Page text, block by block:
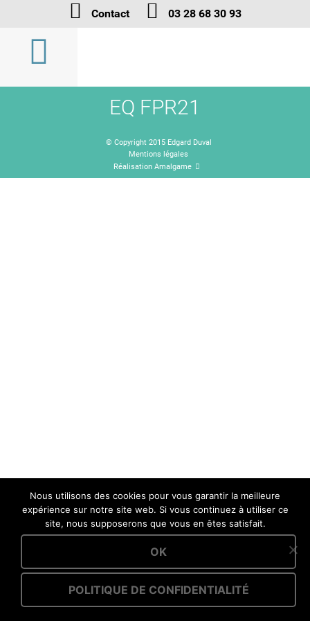
Contact 03 28 68 30 93
EQ FPR21
© Copyright 2015 Edgard Duval
Mentions légales
Réalisation Amalgame
Nous utilisons des cookies pour vous garantir la meilleure
expérience sur notre site web. Si vous continuez à utiliser ce
site, nous supposerons que vous en êtes satisfait.
OK
POLITIQUE DE CONFIDENTIALITÉ